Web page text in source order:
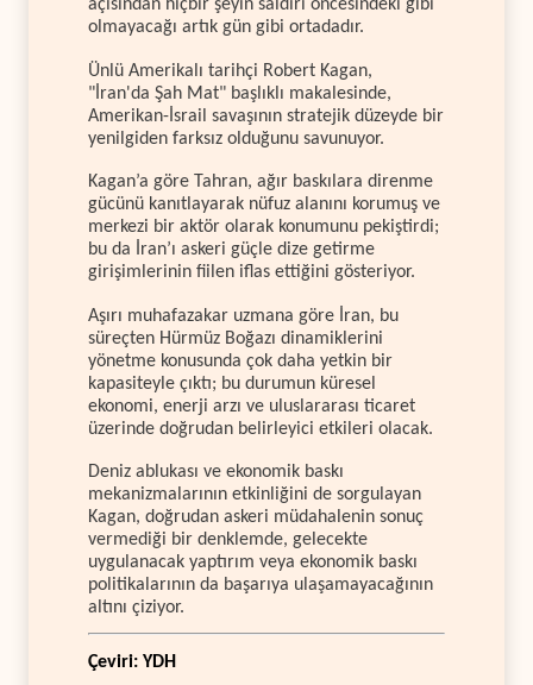
açısından hiçbir şeyin saldırı öncesindeki gibi
olmayacağı artık gün gibi ortadadır.
Ünlü Amerikalı tarihçi Robert Kagan,
"İran'da Şah Mat" başlıklı makalesinde,
Amerikan-İsrail savaşının stratejik düzeyde bir
yenilgiden farksız olduğunu savunuyor.
Kagan’a göre Tahran, ağır baskılara direnme
gücünü kanıtlayarak nüfuz alanını korumuş ve
merkezi bir aktör olarak konumunu pekiştirdi;
bu da İran’ı askeri güçle dize getirme
girişimlerinin fiilen iflas ettiğini gösteriyor.
Aşırı muhafazakar uzmana göre İran, bu
süreçten Hürmüz Boğazı dinamiklerini
yönetme konusunda çok daha yetkin bir
kapasiteyle çıktı; bu durumun küresel
ekonomi, enerji arzı ve uluslararası ticaret
üzerinde doğrudan belirleyici etkileri olacak.
Deniz ablukası ve ekonomik baskı
mekanizmalarının etkinliğini de sorgulayan
Kagan, doğrudan askeri müdahalenin sonuç
vermediği bir denklemde, gelecekte
uygulanacak yaptırım veya ekonomik baskı
politikalarının da başarıya ulaşamayacağının
altını çiziyor.
Çeviri: YDH